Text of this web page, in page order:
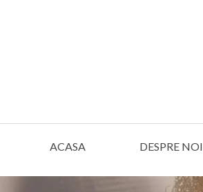
ACASA DESPRE NOI